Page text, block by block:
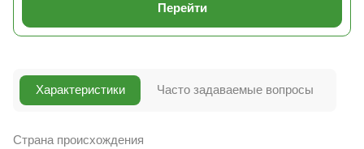
Перейти
Характеристики
Страна происхождения
Часто задаваемые вопросы